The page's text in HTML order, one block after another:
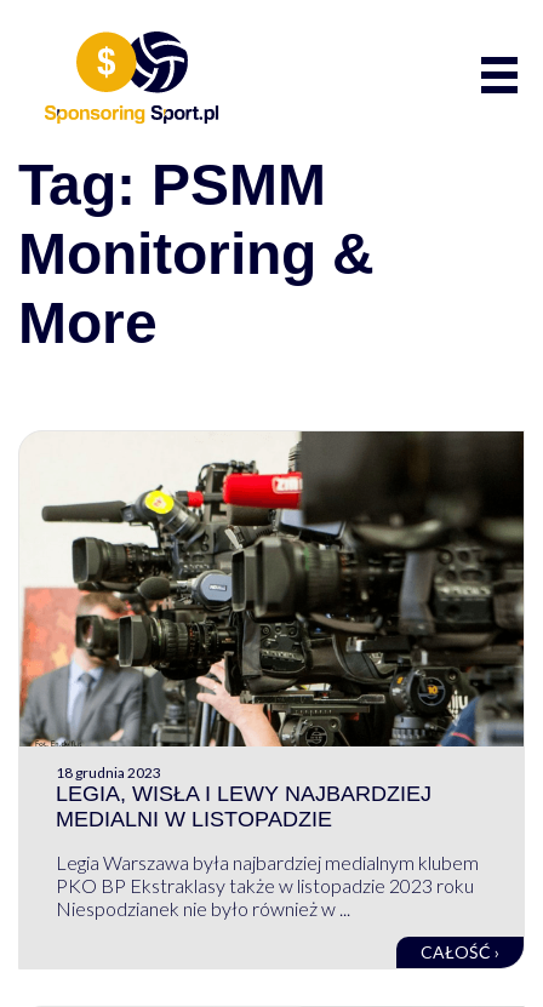
Tag: PSMM
Monitoring &
More
18 grudnia 2023
LEGIA, WISŁA I LEWY NAJBARDZIEJ
MEDIALNI W LISTOPADZIE
Legia Warszawa była najbardziej medialnym klubem
PKO BP Ekstraklasy także w listopadzie 2023 roku
Niespodzianek nie było również w ...
CAŁOŚĆ ›